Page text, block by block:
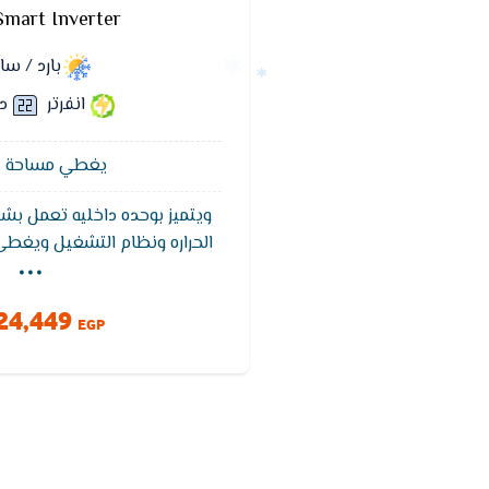
Inverter
بارد /
انفرتر
يغطي مساحة 12 متر²
ويتميز بوحده داخليه تعمل
الحراره ونظام التشغيل
التبريد ويتميز تكييف فريش
للوصول لدرجه الحراره
وخاصيه التنظيف الذاتى ويعمل
...
EGP